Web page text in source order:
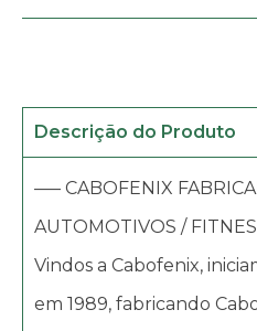
Descrição do Produto
—– CABOFENIX
AUTOMOTIVOS /
Vindos a Cabofenix,
em 1989, fabricando